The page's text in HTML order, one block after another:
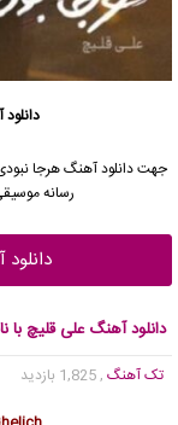
رسانه
دانلود آهنگ علی قلیچ با
تک آهنگ , 1,825 بازدید